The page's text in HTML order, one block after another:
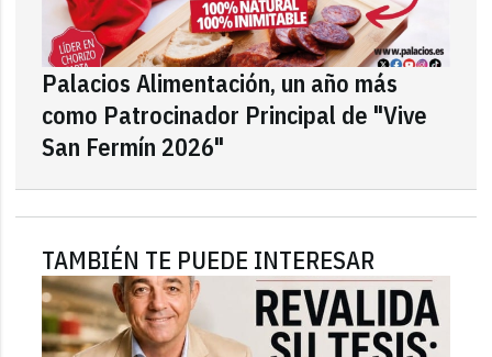
Palacios Alimentación, un año más
como Patrocinador Principal de "Vive
San Fermín 2026"
TAMBIÉN TE PUEDE INTERESAR